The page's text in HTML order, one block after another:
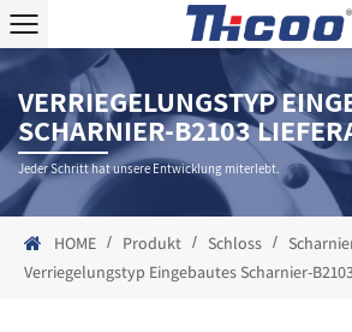
VERRIEGELUNGSTYP
SCHARNIER-B2103
Jeder Schritt hat unsere Entwicklung miterlebt.
HOME / Produkt / Schloss /
Verriegelungstyp Eingebautes Scharnier-